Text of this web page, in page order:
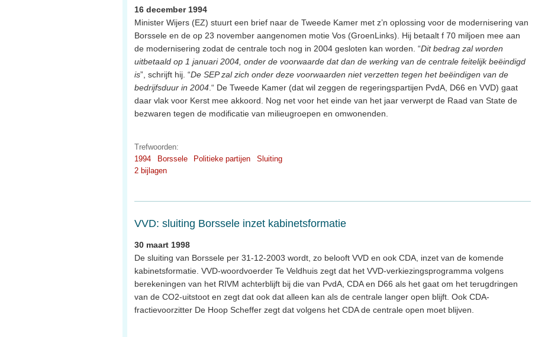
16 december 1994
Minister Wijers (EZ) stuurt een brief naar de Tweede Kamer met z’n oplossing voor de modernisering van
Borssele en de op 23 november aangenomen motie Vos (GroenLinks). Hij betaalt f 70 miljoen mee aan
de modernisering zodat de centrale toch nog in 2004 gesloten kan worden. “Dit bedrag zal worden
uitbetaald op 1 januari 2004, onder de voorwaarde dat dan de werking van de centrale feitelijk beëindigd
is”, schrijft hij. “De SEP zal zich onder deze voorwaarden niet verzetten tegen het beëindigen van de
bedrijfsduur in 2004 .“ De Tweede Kamer (dat wil zeggen de regeringspartijen PvdA, D66 en VVD) gaat
daar vlak voor Kerst mee akkoord. Nog net voor het einde van het jaar verwerpt de Raad van State de
bezwaren tegen de modificatie van milieugroepen en omwonenden.
Trefwoorden:
1994
Borssele Politieke partijen
Sluiting
2 bijlagen
VVD: sluiting Borssele inzet kabinetsformatie
30 maart 1998
De sluiting van Borssele per 31-12-2003 wordt, zo belooft VVD en ook CDA, inzet van de komende
kabinetsformatie. VVD-woordvoerder Te Veldhuis zegt dat het VVD-verkiezingsprogramma volgens
berekeningen van het RIVM achterblijft bij die van PvdA, CDA en D66 als het gaat om het terugdringen
van de CO2-uitstoot en zegt dat ook dat alleen kan als de centrale langer open blijft. Ook CDA-
fractievoorzitter De Hoop Scheffer zegt dat volgens het CDA de centrale open moet blijven.